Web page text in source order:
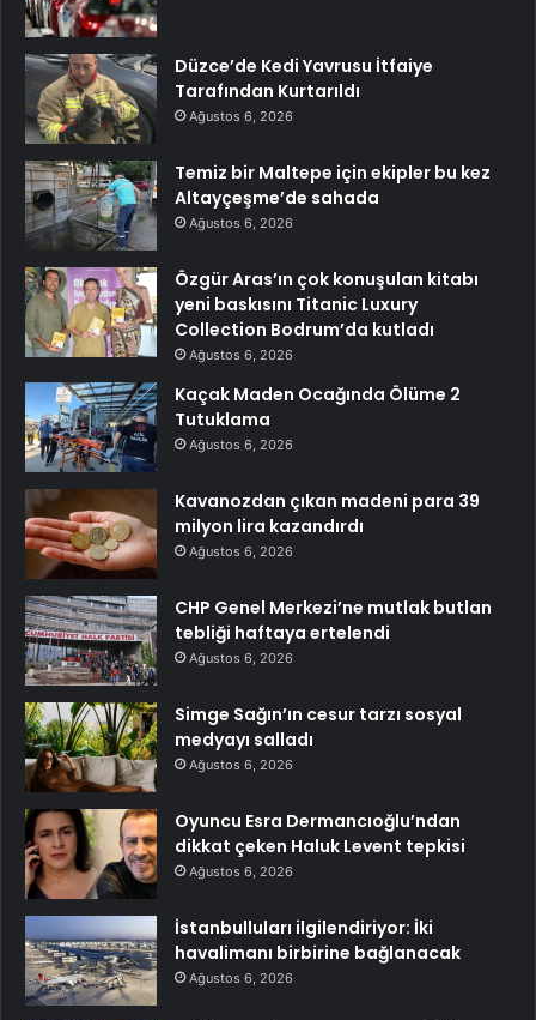
Düzce’de Kedi Yavrusu İtfaiye
Tarafından Kurtarıldı
Ağustos 6, 2026
Temiz bir Maltepe için ekipler bu kez
Altayçeşme’de sahada
Ağustos 6, 2026
Özgür Aras’ın çok konuşulan kitabı
yeni baskısını Titanic Luxury
Collection Bodrum’da kutladı
Ağustos 6, 2026
Kaçak Maden Ocağında Ölüme 2
Tutuklama
Ağustos 6, 2026
Kavanozdan çıkan madeni para 39
milyon lira kazandırdı
Ağustos 6, 2026
CHP Genel Merkezi’ne mutlak butlan
tebliği haftaya ertelendi
Ağustos 6, 2026
Simge Sağın’ın cesur tarzı sosyal
medyayı salladı
Ağustos 6, 2026
Oyuncu Esra Dermancıoğlu’ndan
dikkat çeken Haluk Levent tepkisi
Ağustos 6, 2026
İstanbulluları ilgilendiriyor: İki
havalimanı birbirine bağlanacak
Ağustos 6, 2026